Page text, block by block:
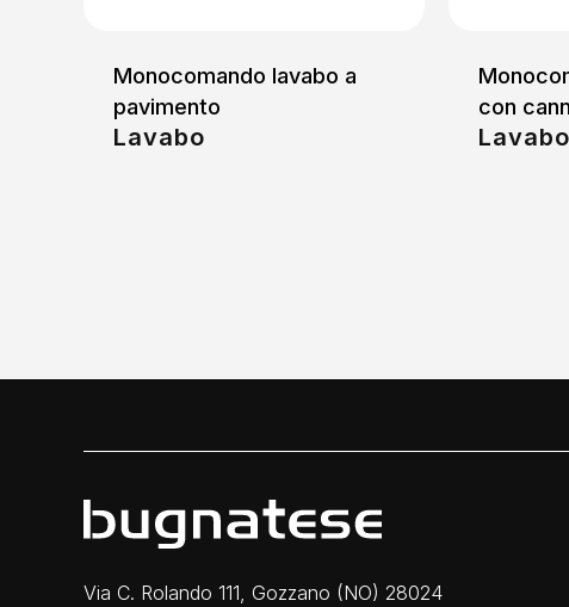
Monocomando lavabo a
pavimento
Lavabo
con
Lavabo
Via C. Rolando 111, Gozzano (NO) 28024